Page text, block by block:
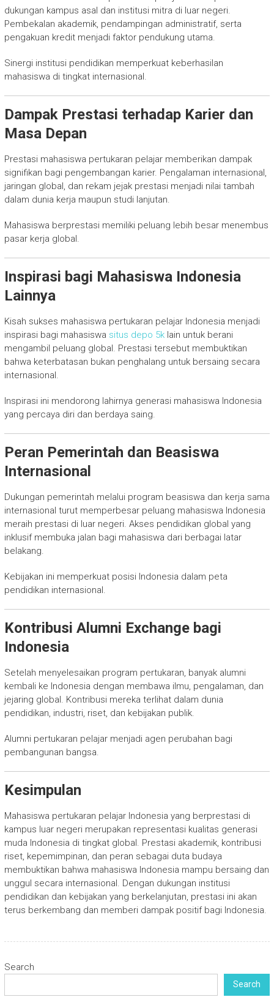
dukungan kampus asal dan institusi mitra di luar negeri.
Pembekalan akademik, pendampingan administratif, serta
pengakuan kredit menjadi faktor pendukung utama.
Sinergi institusi pendidikan memperkuat keberhasilan
mahasiswa di tingkat internasional.
Dampak Prestasi terhadap Karier dan
Masa Depan
Prestasi mahasiswa pertukaran pelajar memberikan dampak
signifikan bagi pengembangan karier. Pengalaman internasional,
jaringan global, dan rekam jejak prestasi menjadi nilai tambah
dalam dunia kerja maupun studi lanjutan.
Mahasiswa berprestasi memiliki peluang lebih besar menembus
pasar kerja global.
Inspirasi bagi Mahasiswa Indonesia
Lainnya
Kisah sukses mahasiswa pertukaran pelajar Indonesia menjadi
inspirasi bagi mahasiswa situs depo 5klain untuk berani
mengambil peluang global. Prestasi tersebut membuktikan
bahwa keterbatasan bukan penghalang untuk bersaing secara
internasional.
Inspirasi ini mendorong lahirnya generasi mahasiswa Indonesia
yang percaya diri dan berdaya saing.
Peran Pemerintah dan Beasiswa
Internasional
Dukungan pemerintah melalui program beasiswa dan kerja sama
internasional turut memperbesar peluang mahasiswa Indonesia
meraih prestasi di luar negeri. Akses pendidikan global yang
inklusif membuka jalan bagi mahasiswa dari berbagai latar
belakang.
Kebijakan ini memperkuat posisi Indonesia dalam peta
pendidikan internasional.
Kontribusi Alumni Exchange bagi
Indonesia
Setelah menyelesaikan program pertukaran, banyak alumni
kembali ke Indonesia dengan membawa ilmu, pengalaman, dan
jejaring global. Kontribusi mereka terlihat dalam dunia
pendidikan, industri, riset, dan kebijakan publik.
Alumni pertukaran pelajar menjadi agen perubahan bagi
pembangunan bangsa.
Kesimpulan
Mahasiswa pertukaran pelajar Indonesia yang berprestasi di
kampus luar negeri merupakan representasi kualitas generasi
muda Indonesia di tingkat global. Prestasi akademik, kontribusi
riset, kepemimpinan, dan peran sebagai duta budaya
membuktikan bahwa mahasiswa Indonesia mampu bersaing dan
unggul secara internasional. Dengan dukungan institusi
pendidikan dan kebijakan yang berkelanjutan, prestasi ini akan
terus berkembang dan memberi dampak positif bagi Indonesia.
Search
Search